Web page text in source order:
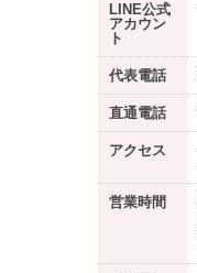
LINE公式
アカウン
ト
代表電話
直通電話
アクセス
営業時間